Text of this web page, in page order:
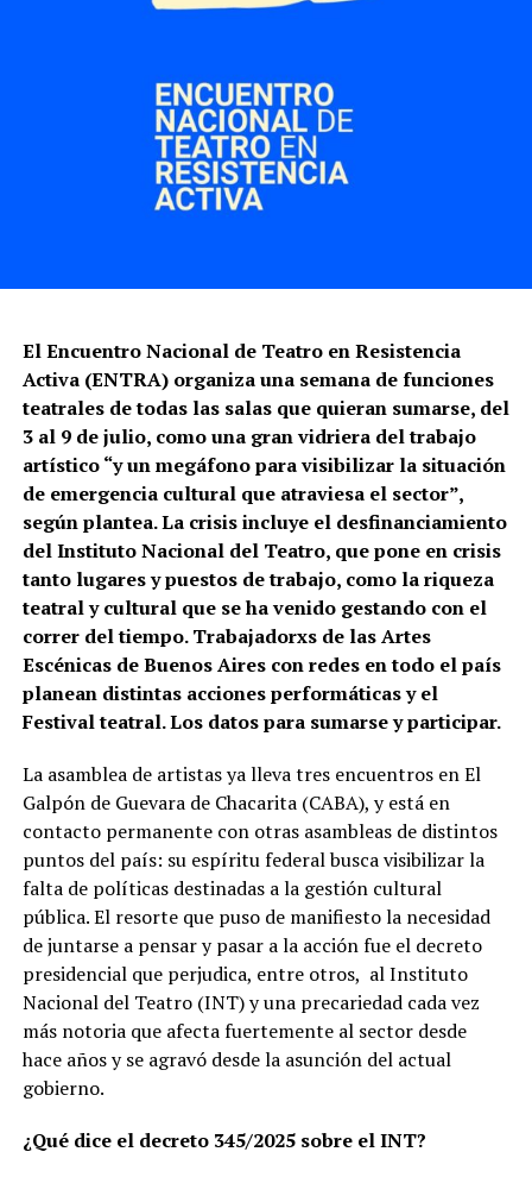
El Encuentro Nacional de Teatro en Resistencia
Activa (ENTRA) organiza una semana de funciones
teatrales de todas las salas que quieran sumarse, del
3 al 9 de julio, como una gran vidriera del trabajo
artístico “y un megáfono para visibilizar la situación
de emergencia cultural que atraviesa el sector”,
según plantea. La crisis incluye el desfinanciamiento
del Instituto Nacional del Teatro, que pone en crisis
tanto lugares y puestos de trabajo, como la riqueza
teatral y cultural que se ha venido gestando con el
correr del tiempo. Trabajadorxs de las Artes
Escénicas de Buenos Aires con redes en todo el país
planean distintas acciones performáticas y el
Festival teatral. Los datos para sumarse y participar.
La asamblea de artistas ya lleva tres encuentros en El
Galpón de Guevara de Chacarita (CABA), y está en
contacto permanente con otras asambleas de distintos
puntos del país: su espíritu federal busca visibilizar la
falta de políticas destinadas a la gestión cultural
pública. El resorte que puso de manifiesto la necesidad
de juntarse a pensar y pasar a la acción fue el decreto
presidencial que perjudica, entre otros, al Instituto
Nacional del Teatro (INT) y una precariedad cada vez
más notoria que afecta fuertemente al sector desde
hace años y se agravó desde la asunción del actual
gobierno.
¿Qué dice el decreto 345/2025 sobre el INT?